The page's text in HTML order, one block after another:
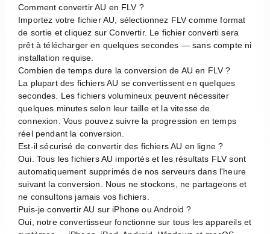
Comment convertir AU en FLV ?
Importez votre fichier AU, sélectionnez FLV comme format
de sortie et cliquez sur Convertir. Le fichier converti sera
prêt à télécharger en quelques secondes — sans compte ni
installation requise.
Combien de temps dure la conversion de AU en FLV ?
La plupart des fichiers AU se convertissent en quelques
secondes. Les fichiers volumineux peuvent nécessiter
quelques minutes selon leur taille et la vitesse de
connexion. Vous pouvez suivre la progression en temps
réel pendant la conversion.
Est-il sécurisé de convertir des fichiers AU en ligne ?
Oui. Tous les fichiers AU importés et les résultats FLV sont
automatiquement supprimés de nos serveurs dans l'heure
suivant la conversion. Nous ne stockons, ne partageons et
ne consultons jamais vos fichiers.
Puis-je convertir AU sur iPhone ou Android ?
Oui, notre convertisseur fonctionne sur tous les appareils et